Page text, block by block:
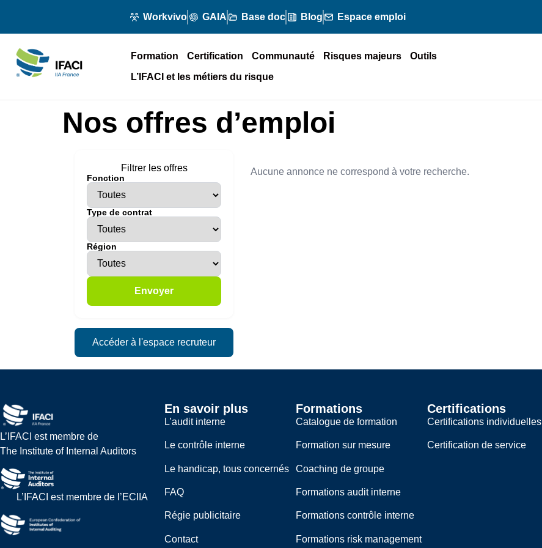
Workvivo GAIA Base doc Blog Espace emploi
Formation Certification Communauté Risques majeurs
Outils
L’IFACI et les métiers du risque
Nos offres d’emploi
Filtrer les offres
Fonction
Type de contrat
Région
Envoyer
Accéder à l'espace recruteur
Aucune annonce ne correspond à votre recherche.
L’IFACI est membre de
The Institute of Internal Auditors
L’IFACI est membre de l’ECIIA
En savoir plus
L’audit interne
Le contrôle interne
Le handicap, tous concernés
FAQ
Régie publicitaire
Contact
Formations
Catalogue de formation
Formation sur mesure
Coaching de groupe
Formations audit interne
Formations contrôle interne
Formations risk management
Certifications
Certifications individuelles
Certification de service